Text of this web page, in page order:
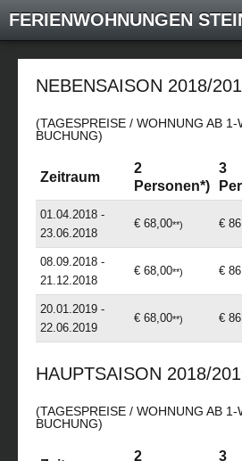
FERIENWOHNUNGEN
NEBENSAISON 2018/
(TAGESPREISE / WOHNUNG AB 1-
BUCHUNG)
Zeitraum
2
Personen*)
3
01.04.2018 -
23.06.2018
€ 68,00**) €
08.09.2018 -
21.12.2018
€ 68,00**) €
20.01.2019 -
22.06.2019
€ 68,00**) €
HAUPTSAISON 2018/
(TAGESPREISE / WOHNUNG AB 1-
BUCHUNG)
2
3